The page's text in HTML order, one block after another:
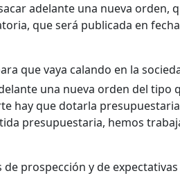
adelante una nueva orden,
que será publicada en
que vaya calando en la
una nueva orden del tipo
hay que dotarla
presupuestaria, hemos
prospección y de